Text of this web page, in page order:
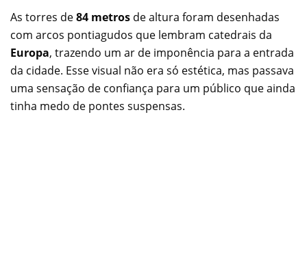
As torres de84 metros de altura foram desenhadas
com arcos pontiagudos que lembram catedrais da
Europa, trazendo um ar de imponência para a entrada
da cidade. Esse visual não era só estética, mas passava
uma sensação de confiança para um público que ainda
tinha medo de pontes suspensas.